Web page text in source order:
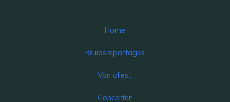
Home
Bruidsreportages
Van alles…
Concerten